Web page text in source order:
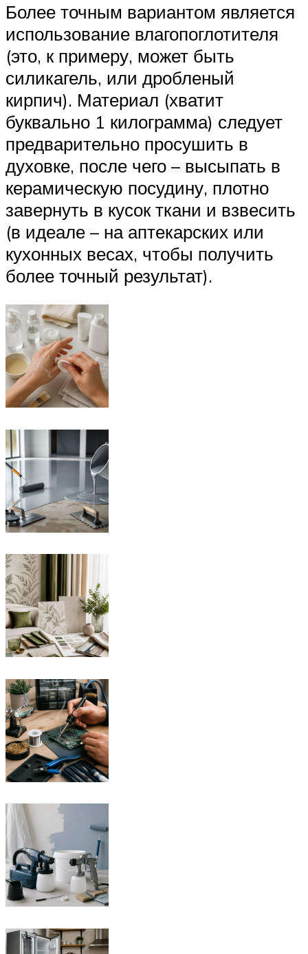
Более точным вариантом является
использование влагопоглотителя
(это, к примеру, может быть
силикагель, или дробленый
кирпич). Материал (хватит
буквально 1 килограмма) следует
предварительно просушить в
духовке, после чего – высыпать в
керамическую посудину, плотно
завернуть в кусок ткани и взвесить
(в идеале – на аптекарских или
кухонных весах, чтобы получить
более точный результат).